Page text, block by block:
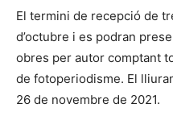
El termini de recepció de
d’octubre i es podran
obres per autor comptant
de fotoperiodisme. El
26 de novembre de 2021.